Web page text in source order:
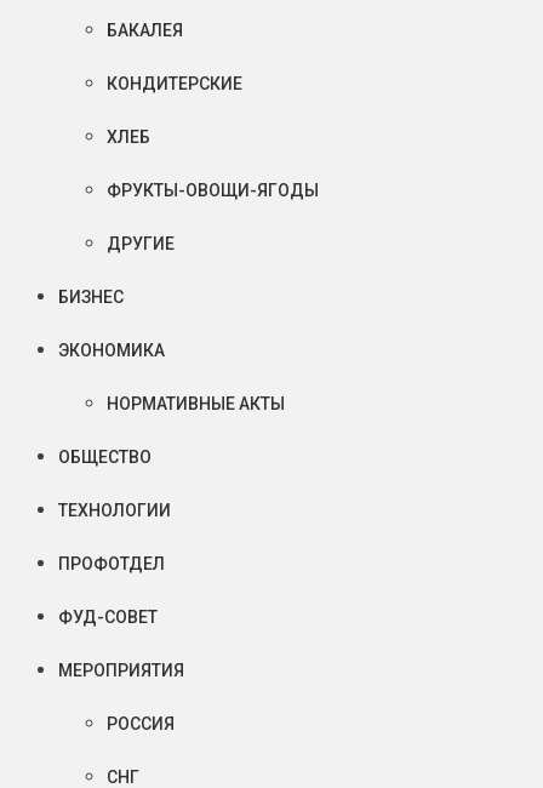
БАКАЛЕЯ
КОНДИТЕРСКИЕ
ХЛЕБ
ФРУКТЫ-ОВОЩИ-ЯГОДЫ
ДРУГИЕ
БИЗНЕС
ЭКОНОМИКА
НОРМАТИВНЫЕ АКТЫ
ОБЩЕСТВО
ТЕХНОЛОГИИ
ПРОФОТДЕЛ
ФУД-СОВЕТ
МЕРОПРИЯТИЯ
РОССИЯ
СНГ